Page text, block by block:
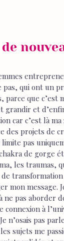
qui ont un
que c’est
grandir et
car c’est là ma
des projets de
pas
de gorge
les traumas,
de
mon message.
pas aborder
à
n’osais pas
sujets me